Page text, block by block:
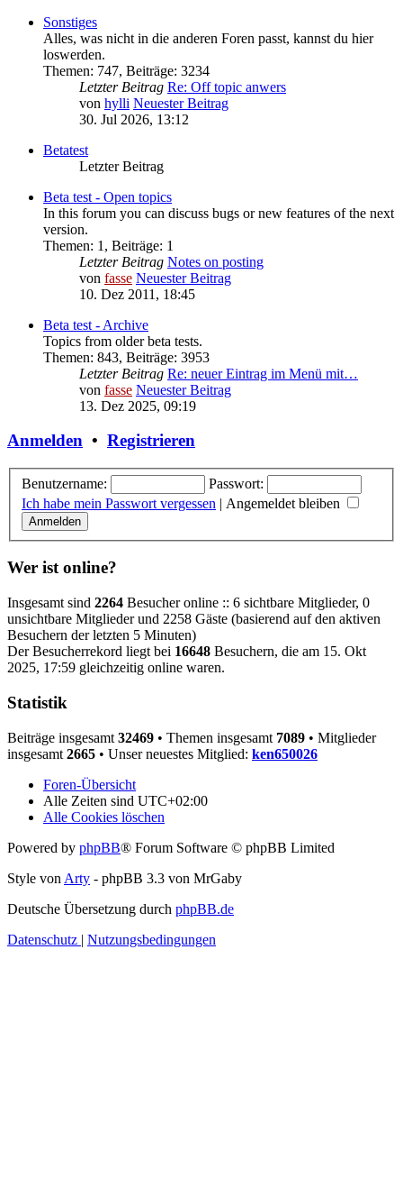
Sonstiges
Alles, was nicht in die anderen Foren passt, kannst du hier
loswerden.
Themen: 747, Beiträge: 3234
Letzter Beitrag Re: Off topic anwers
von hylli Neuester Beitrag
30. Jul 2026, 13:12
Betatest
Letzter Beitrag
Beta test - Open topics
In this forum you can discuss bugs or new features of the next
version.
Themen: 1 , Beiträge: 1
Letzter Beitrag Notes on posting
von fasse Neuester Beitrag
10. Dez 2011, 18:45
Beta test - Archive
Topics from older beta tests.
Themen: 843, Beiträge: 3953
Letzter Beitrag Re: neuer Eintrag im Menü mit…
von fasse Neuester Beitrag
13. Dez 2025, 09:19
Anmelden • Registrieren
Benutzername:
Passwort:
Ich habe mein Passwort vergessen | Angemeldet bleiben
Wer ist online?
Insgesamt sind 2264 Besucher online :: 6 sichtbare Mitglieder, 0
unsichtbare Mitglieder und 2258 Gäste (basierend auf den aktiven
Besuchern der letzten 5 Minuten)
Der Besucherrekord liegt bei 16648 Besuchern, die am 15. Okt
2025, 17:59 gleichzeitig online waren.
Statistik
Beiträge insgesamt 32469 • Themen insgesamt 7089 • Mitglieder
insgesamt 2665 • Unser neuestes Mitglied: ken650026
Foren-Übersicht
Alle Zeiten sind UTC+02:00
Alle Cookies löschen
Powered by phpBB® Forum Software © phpBB Limited
Style von Arty - phpBB 3.3 von MrGaby
Deutsche Übersetzung durch phpBB.de
Datenschutz | Nutzungsbedingungen